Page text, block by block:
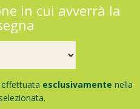
in cui avverrà la
esclusivamente nella